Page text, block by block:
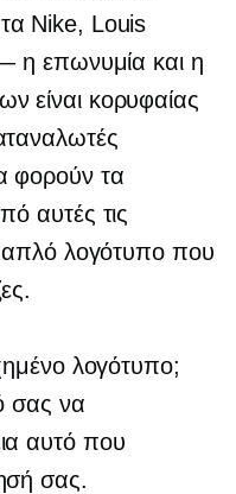
Nike, Louis
η επωνυμία και η
είναι κορυφαίας
φορούν τα
αυτές τις
απλό λογότυπο που
λογότυπο;
σας να
αυτό που
σας.